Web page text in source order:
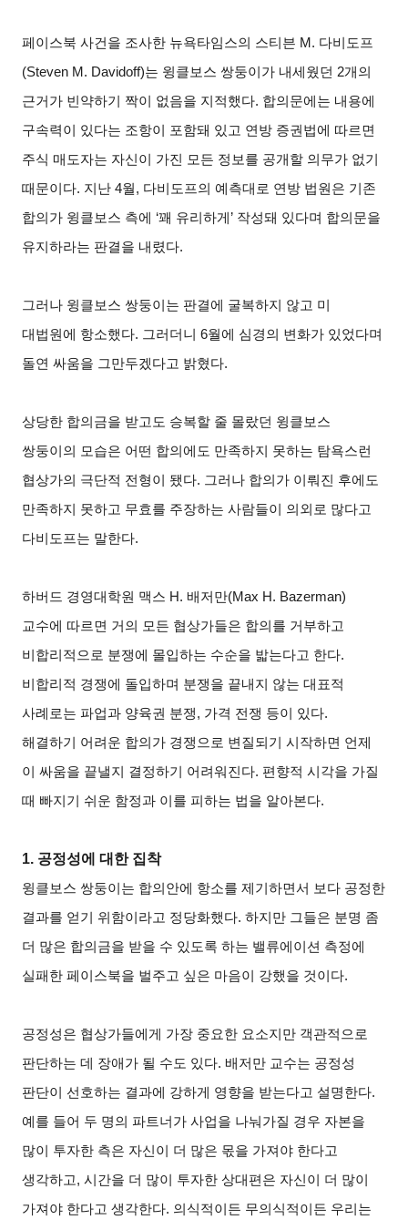
페이스북 사건을 조사한 뉴욕타임스의 스티븐 M. 다비도프
(Steven M. Davidoff)는 윙클보스 쌍둥이가 내세웠던 2개의
근거가 빈약하기 짝이 없음을 지적했다. 합의문에는 내용에
구속력이 있다는 조항이 포함돼 있고 연방 증권법에 따르면
주식 매도자는 자신이 가진 모든 정보를 공개할 의무가 없기
때문이다. 지난 4월, 다비도프의 예측대로 연방 법원은 기존
합의가 윙클보스 측에 ‘꽤 유리하게’ 작성돼 있다며 합의문을
유지하라는 판결을 내렸다.
그러나 윙클보스 쌍둥이는 판결에 굴복하지 않고 미
대법원에 항소했다. 그러더니 6월에 심경의 변화가 있었다며
돌연 싸움을 그만두겠다고 밝혔다.
상당한 합의금을 받고도 승복할 줄 몰랐던 윙클보스
쌍둥이의 모습은 어떤 합의에도 만족하지 못하는 탐욕스런
협상가의 극단적 전형이 됐다. 그러나 합의가 이뤄진 후에도
만족하지 못하고 무효를 주장하는 사람들이 의외로 많다고
다비도프는 말한다.
하버드 경영대학원 맥스 H. 배저만(Max H. Bazerman)
교수에 따르면 거의 모든 협상가들은 합의를 거부하고
비합리적으로 분쟁에 몰입하는 수순을 밟는다고 한다.
비합리적 경쟁에 돌입하며 분쟁을 끝내지 않는 대표적
사례로는 파업과 양육권 분쟁, 가격 전쟁 등이 있다.
해결하기 어려운 합의가 경쟁으로 변질되기 시작하면 언제
이 싸움을 끝낼지 결정하기 어려워진다. 편향적 시각을 가질
때 빠지기 쉬운 함정과 이를 피하는 법을 알아본다.
1. 공정성에 대한 집착
윙클보스 쌍둥이는 합의안에 항소를 제기하면서 보다 공정한
결과를 얻기 위함이라고 정당화했다. 하지만 그들은 분명 좀
더 많은 합의금을 받을 수 있도록 하는 밸류에이션 측정에
실패한 페이스북을 벌주고 싶은 마음이 강했을 것이다.
공정성은 협상가들에게 가장 중요한 요소지만 객관적으로
판단하는 데 장애가 될 수도 있다. 배저만 교수는 공정성
판단이 선호하는 결과에 강하게 영향을 받는다고 설명한다.
예를 들어 두 명의 파트너가 사업을 나눠가질 경우 자본을
많이 투자한 측은 자신이 더 많은 몫을 가져야 한다고
생각하고, 시간을 더 많이 투자한 상대편은 자신이 더 많이
가져야 한다고 생각한다. 의식적이든 무의식적이든 우리는